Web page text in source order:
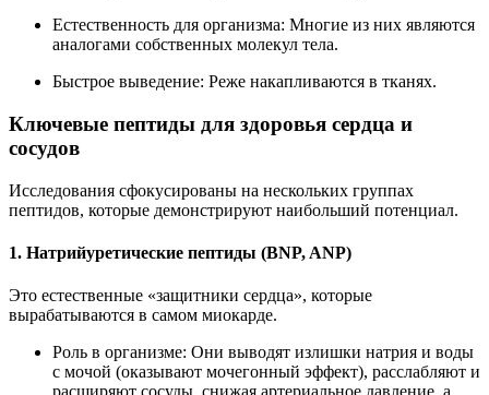
Естественность для организма: Многие из них являются
аналогами собственных молекул тела.
Быстрое выведение: Реже накапливаются в тканях.
Ключевые пептиды для здоровья сердца и
сосудов
Исследования сфокусированы на нескольких группах
пептидов, которые демонстрируют наибольший потенциал.
1. Натрийуретические пептиды (BNP, ANP)
Это естественные «защитники сердца», которые
вырабатываются в самом миокарде.
Роль в организме: Они выводят излишки натрия и воды
с мочой (оказывают мочегонный эффект), расслабляют и